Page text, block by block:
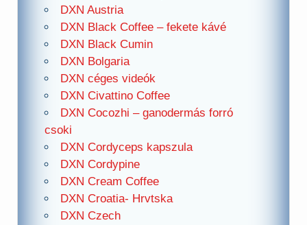
DXN Austria
DXN Black Coffee – fekete kávé
DXN Black Cumin
DXN Bolgaria
DXN céges videók
DXN Civattino Coffee
DXN Cocozhi – ganodermás forró
csoki
DXN Cordyceps kapszula
DXN Cordypine
DXN Cream Coffee
DXN Croatia- Hrvtska
DXN Czech